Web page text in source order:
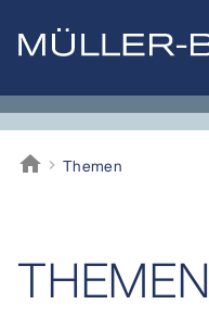
home
Müller-BBM
Themen
THEMEN